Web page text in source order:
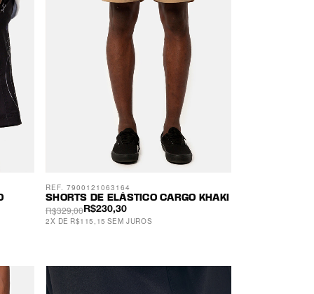
SHORTS DE ELÁSTICO CARGO KHAKI
R$230,30
R$329,00
2X DE R$115,15 SEM JUROS
REF. 7900121063164